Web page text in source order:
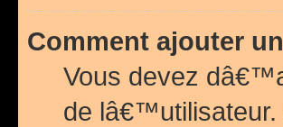
Comment ajouter
Vous devez
de